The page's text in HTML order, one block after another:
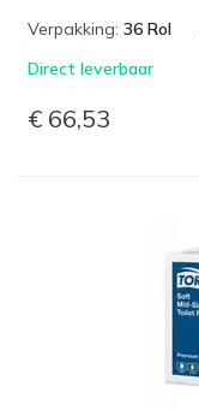
Verpakking: 36 Rol
Direct leverbaar
€ 66,53